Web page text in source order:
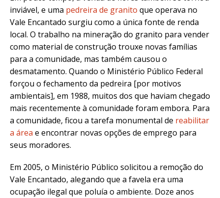
inviável, e uma pedreira de granito que operava no
Vale Encantado surgiu como a única fonte de renda
local. O trabalho na mineração do granito para vender
como material de construção trouxe novas famílias
para a comunidade, mas também causou o
desmatamento. Quando o Ministério Público Federal
forçou o fechamento da pedreira [por motivos
ambientais], em 1988, muitos dos que haviam chegado
mais recentemente à comunidade foram embora. Para
a comunidade, ficou a tarefa monumental de reabilitar
a área e encontrar novas opções de emprego para
seus moradores.
Em 2005, o Ministério Público solicitou a remoção do
Vale Encantado, alegando que a favela era uma
ocupação ilegal que poluía o ambiente. Doze anos